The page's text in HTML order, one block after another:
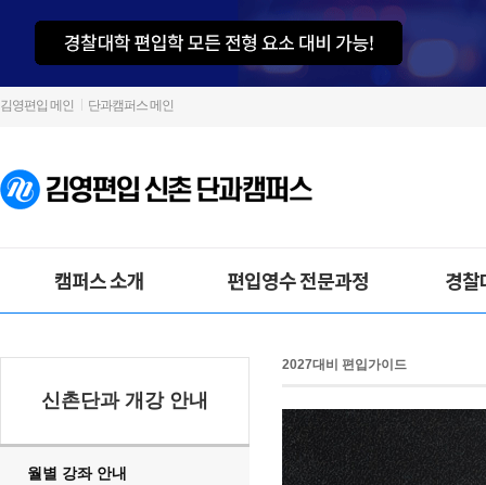
김영편입 메인 단과캠퍼스 메인
캠퍼스 소개 편입영수 전문과정 경찰
신촌단과 개강 안내
월별 강좌 안내
2027대비 편입가이드